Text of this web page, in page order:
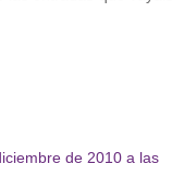
de 2010 a las